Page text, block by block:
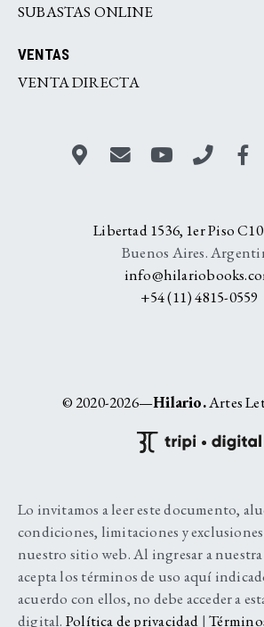
SUBASTAS ONLINE
VENTAS
VENTA DIRECTA
Libertad 1536, 1er Piso
Buenos Aires.
+54 (11) 4815-0559
© 2020-2026—Hilario.Artes
Lo invitamos a leer este documento,
condiciones, limitaciones y exclusiones
nuestro sitio web. Al ingresar a
acepta los términos de uso aquí
acuerdo con ellos, no debe acceder a
digital. Política de privacidad |